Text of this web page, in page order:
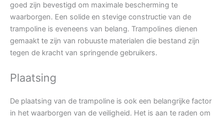
goed zijn bevestigd om maximale bescherming te
waarborgen. Een solide en stevige constructie van de
trampoline is eveneens van belang. Trampolines dienen
gemaakt te zijn van robuuste materialen die bestand zijn
tegen de kracht van springende gebruikers.
Plaatsing
De plaatsing van de trampoline is ook een belangrijke factor
in het waarborgen van de veiligheid. Het is aan te raden om